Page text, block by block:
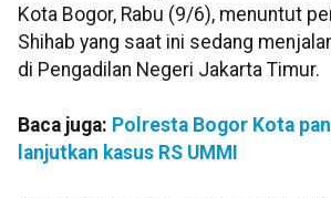
Kota Bogor, Rabu (9/6), menuntut
Shihab yang saat ini sedang
di Pengadilan Negeri Jakarta Timur.
Baca juga: Polresta Bogor Kota
lanjutkan kasus RS UMMI